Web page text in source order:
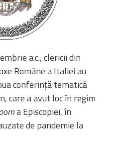
della
del Vescovo
Lunii
a.c., clericii din
Române a Italiei au
conferință tematică
care a avut loc în regim
a Episcopiei, în
de pandemie la